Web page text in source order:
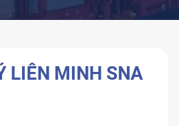
LIÊN MINH SNA